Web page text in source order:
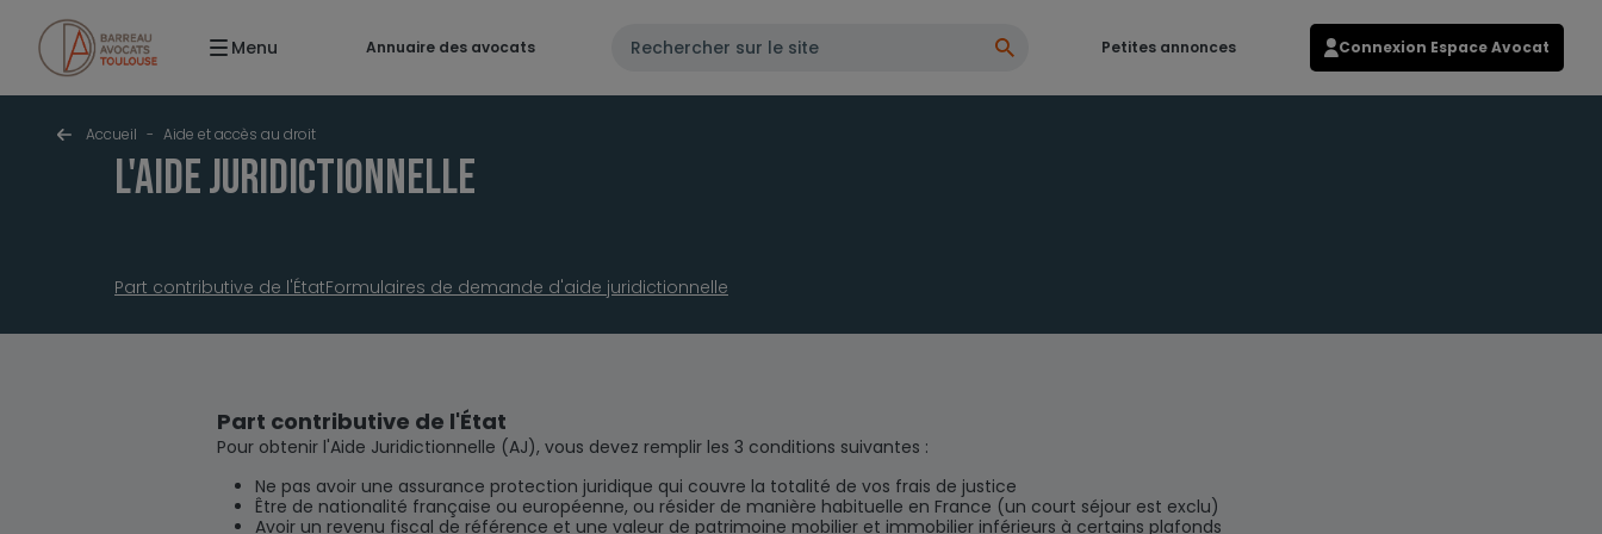
Menu Annuaire des avocats Petites annonces Connexion Espace Avocat
Accueil - Aide et accès au droit
L'aide juridictionnelle
Part contributive de l'ÉtatFormulaires de demande d'aide juridictionnelle
Part contributive de l'État
Pour obtenir l'Aide Juridictionnelle (AJ), vous devez remplir les 3 conditions suivantes :
Ne pas avoir une assurance protection juridique qui couvre la totalité de vos frais de justice
Être de nationalité française ou européenne, ou résider de manière habituelle en France (un court séjour est exclu)
Avoir un revenu fiscal de référence et une valeur de patrimoine mobilier et immobilier inférieurs à certains plafonds